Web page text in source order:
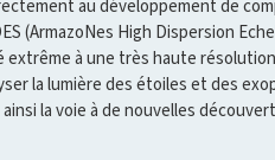
au développement de
(ArmazoNes High Dispersion
à une très haute
la lumière des étoiles et des
la voie à de nouvelles
ELT pour Extremely